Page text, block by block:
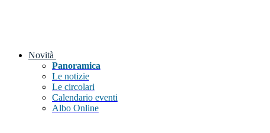
Novità
Panoramica
Le notizie
Le circolari
Calendario eventi
Albo Online